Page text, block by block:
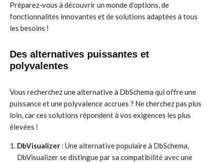
Préparez-vous à découvrir un monde d’options, de
fonctionnalités innovantes et de solutions adaptées à tous
les besoins !
Des alternatives puissantes et
polyvalentes
Vous recherchez une alternative à DbSchema qui offre une
puissance et une polyvalence accrues ? Ne cherchez pas plus
loin, car ces solutions répondent à vos exigences les plus
élevées !
DbVisualizer : Une alternative populaire à DbSchema,
DbVisualizer se distingue par sa compatibilité avec une